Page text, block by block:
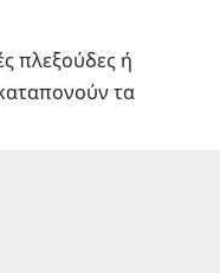
πλεξούδες ή
τα